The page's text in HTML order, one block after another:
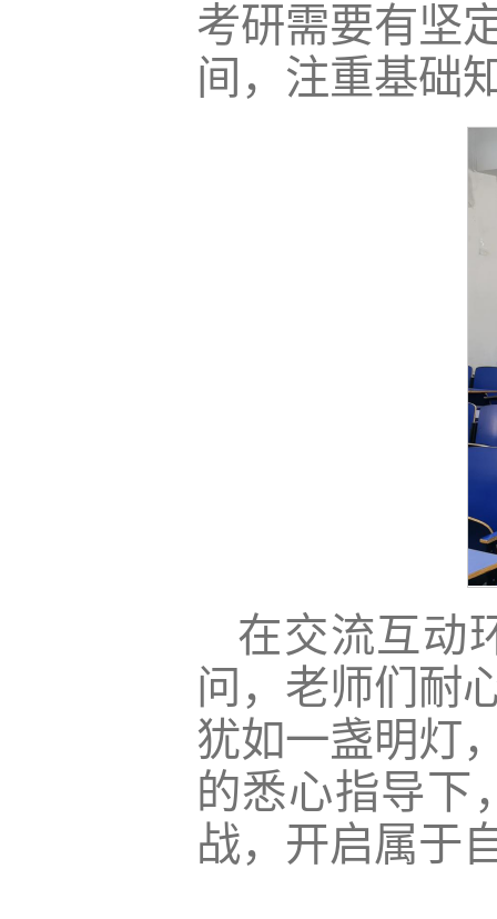
考研需要有坚
间，注重基础
在交流互动
问，老师们耐
犹如一盏明灯
的悉心指导下
战，开启属于